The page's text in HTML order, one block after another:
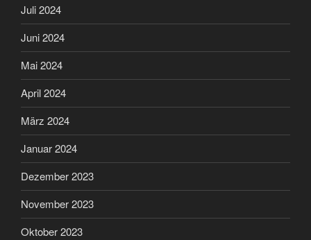
Juli 2024
Juni 2024
Mai 2024
April 2024
März 2024
Januar 2024
Dezember 2023
November 2023
Oktober 2023